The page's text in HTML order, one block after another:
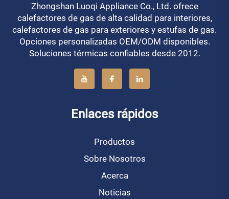
Zhongshan Luoqi Appliance Co., Ltd. ofrece
calefactores de gas de alta calidad para interiores,
calefactores de gas para exteriores y estufas de gas.
Opciones personalizadas OEM/ODM disponibles.
Soluciones térmicas confiables desde 2012.
Enlaces rápidos
Productos
Sobre Nosotros
Acerca
Noticias